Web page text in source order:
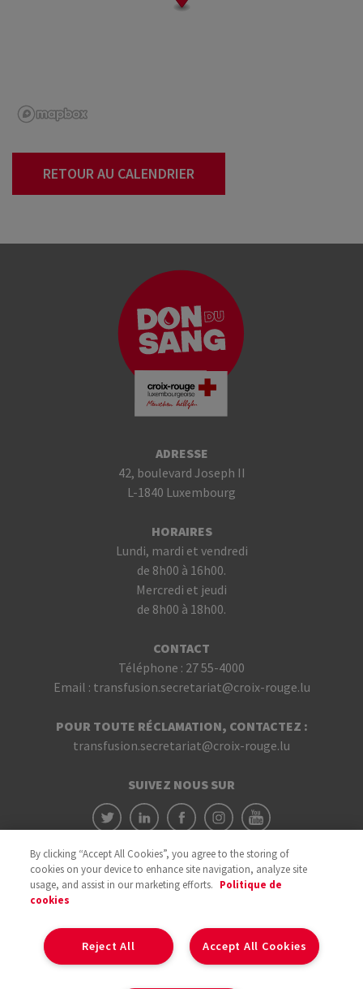
RETOUR AU CALENDRIER
ADRESSE
42, boulevard Joseph II
L-1840 Luxembourg
HORAIRES
Lundi, mardi et vendredi
de 8h00 à 16h00.
Mercredi et jeudi
de 8h00 à 18h00.
CONTACT
Téléphone : 27 55-4000
Email : transfusion.secretariat@croix-rouge.lu
POUR TOUTE RÉCLAMATION, CONTACTEZ :
transfusion.secretariat@croix-rouge.lu
SUIVEZ NOUS SUR
By clicking “Accept All Cookies”, you agree to the storing of
cookies on your device to enhance site navigation, analyze site
usage, and assist in our marketing efforts. Politique de
cookies
Accept All Cookies
Reject All